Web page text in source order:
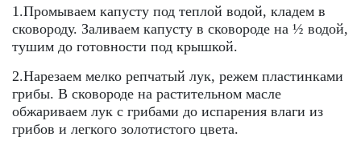
1.Промываем капусту под теплой водой, кладем в
сковороду. Заливаем капусту в сковороде на ½ водой,
тушим до готовности под крышкой.
2.Нарезаем мелко репчатый лук, режем пластинками
грибы. В сковороде на растительном масле
обжариваем лук с грибами до испарения влаги из
грибов и легкого золотистого цвета.